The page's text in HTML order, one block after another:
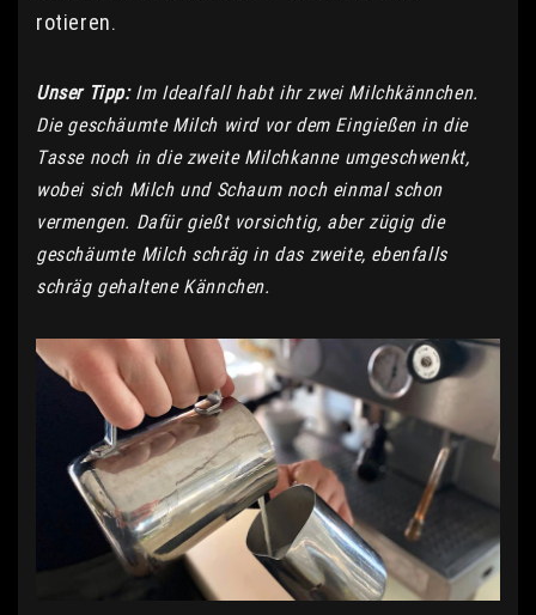
rotieren.
Unser Tipp:Im Idealfall habt ihr zwei Milchkännchen.
Die geschäumte Milch wird vor dem Eingießen in die
Tasse noch in die zweite Milchkanne umgeschwenkt,
wobei sich Milch und Schaum noch einmal schon
vermengen. Dafür gießt vorsichtig, aber zügig die
geschäumte Milch schräg in das zweite, ebenfalls
schräg gehaltene Kännchen.